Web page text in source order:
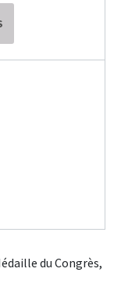
du Congrès,